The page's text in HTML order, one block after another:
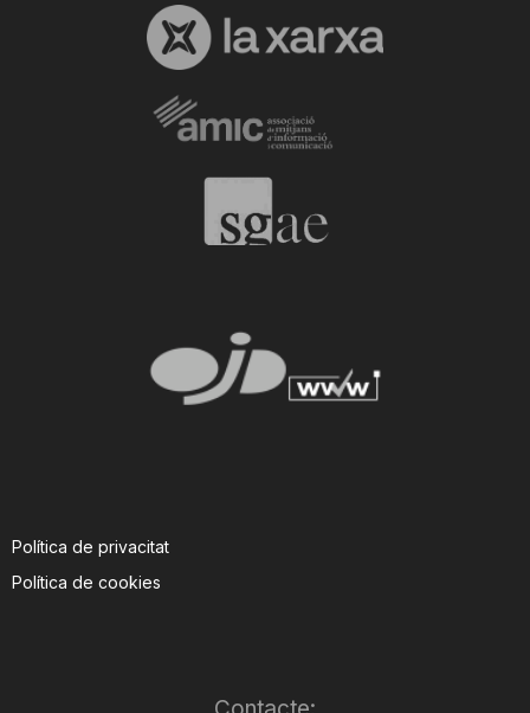
Política de privacitat
Política de cookies